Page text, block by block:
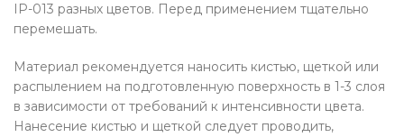
ІР-013 разных цветов. Перед применением тщательно
перемешать.
Материал рекомендуется наносить кистью, щеткой или
распылением на подготовленную поверхность в 1-3 слоя
в зависимости от требований к интенсивности цвета.
Нанесение кистью и щеткой следует проводить,